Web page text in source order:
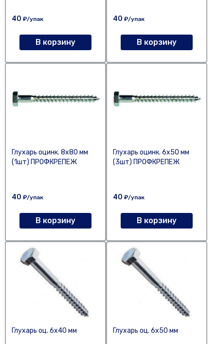
40 ₽/упак
В корзину
40 ₽/упак
В корзину
Глухарь оцинк. 8х80 мм
(1шт) ПРОФКРЕПЕЖ
40 ₽/упак
В корзину
Глухарь оцинк. 6х50 мм
(3шт) ПРОФКРЕПЕЖ
40 ₽/упак
В корзину
Глухарь оц. 6х40 мм Глухарь оц. 6х50 мм